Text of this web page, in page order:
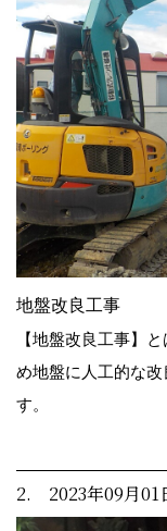
地盤改良工事
【地盤改良工事】
め地盤に人工的な
す。
2. 2023年09月01